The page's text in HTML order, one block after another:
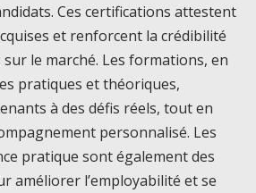
Ces certifications attestent
et renforcent la crédibilité
le marché. Les formations, en
pratiques et théoriques,
à des défis réels, tout en
personnalisé. Les
pratique sont également des
améliorer l’employabilité et se